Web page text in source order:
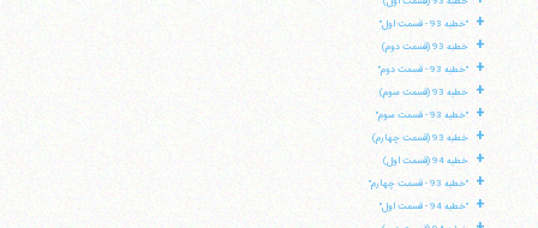
+ "خطبه 93 - قسمت اول"
+ خطبه 93 (قسمت دوم)
+ "خطبه 93 - قسمت دوم"
+ خطبه 93 (قسمت سوم)
+ "خطبه 93 - قسمت سوم"
+ خطبه 93 (قسمت چهارم)
+ خطبه 94 (قسمت اول)
+ "خطبه 93 - قسمت چهارم"
+ "خطبه 94 - قسمت اول"